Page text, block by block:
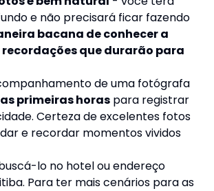
e não precisará ficar fazendo
bacana de conhecer a
que durarão para
de uma fotógrafa
primeiras horas para registrar
Certeza de excelentes fotos
e recordar momentos vividos
lo no hotel ou endereço
Para ter mais cenários para as